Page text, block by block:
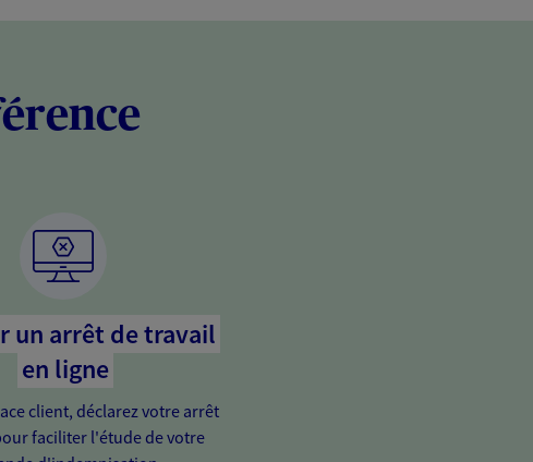
un arrêt de travail
en ligne
client, déclarez votre arrêt
faciliter l'étude de votre